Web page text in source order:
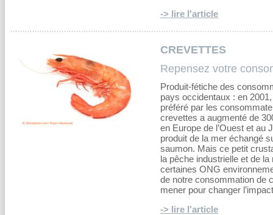
-> lire l'article
CREVETTES
Repensez votre
Produit-fétiche des
pays occidentaux : en
préféré par les
crevettes a augmenté de
en Europe de l’Ouest et au
produit de la mer échangé
saumon. Mais ce petit
la pêche industrielle et de la
certaines ONG
de notre consommation de
mener pour changer
-> lire l'article